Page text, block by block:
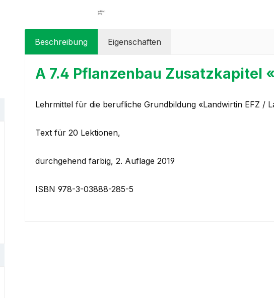
Beschreibung Eigenschaften
A 7.4 Pflanzenbau Zusatzkapitel
Lehrmittel für die berufliche Grundbildung «Landwirtin EFZ /
Text für 20 Lektionen,
durchgehend farbig, 2. Auflage 2019
ISBN 978-3-03888-285-5